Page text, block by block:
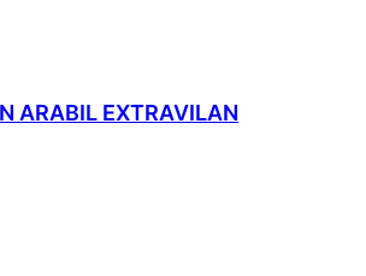
ARABIL EXTRAVILAN